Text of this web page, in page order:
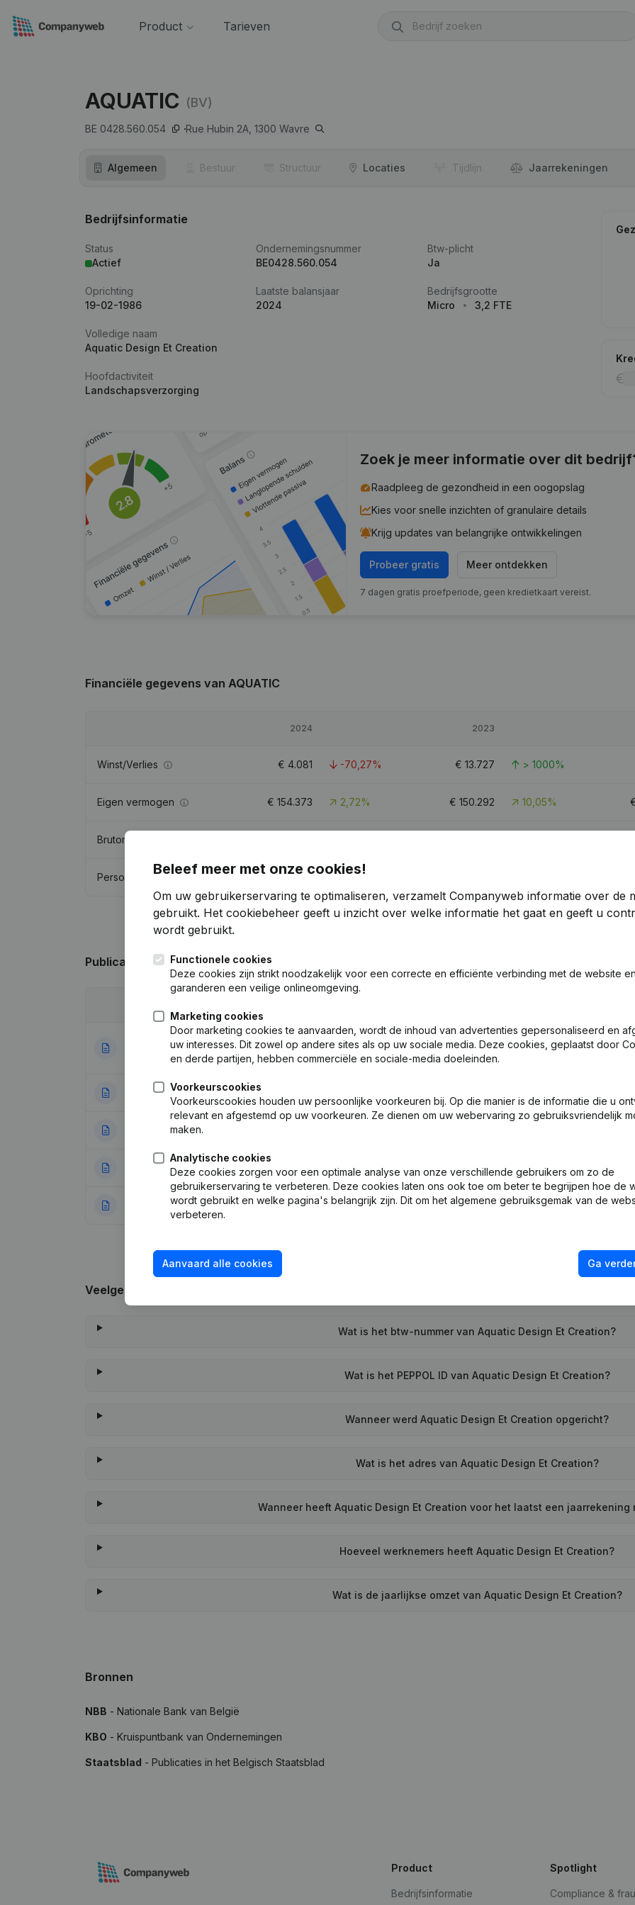
Product Tarieven
AQUATIC (BV)
BE 0428.560.054 Rue Hubin 2A, 1300 Wavre
Algemeen Bestuur Structuur Locaties Tijdlijn Jaar­rekeningen
Bedrijfsinformatie
Status
Actief
Ondernemingsnummer
BE0428.560.054
Btw-plicht
Ja
Oprichting
19-02-1986
Laatste balansjaar
2024
Bedrijfsgrootte
Micro
3,2 FTE
Volledige naam
Aquatic Design Et Creation
Hoofdactiviteit
Landschapsverzorging
Zoek je meer informatie over dit
Raadpleeg de gezondheid in een oogopslag
Kies voor snelle inzichten of granulaire details
Krijg updates van belangrijke ontwikkelingen
Probeer gratis Meer ontdekken
7 dagen gratis proefperiode, geen kredietkaart vereist.
Financiële gegevens van AQUATIC
2024 2023
Winst/Verlies € 4.081 -70,27% € 13.727 > 1000%
Eigen vermogen € 154.373 2,72% € 150.292 10,05%
Brutomarge
Personeel 3,2
Publicaties van AQUATIC
15-03-2021
Statuten (Vertaling, Coördinatie, Overige Wijzigingen, …) - Wijziging Juridische Vorm
(FR)
28-11-2019 Ontslagnemingen, Benoemingen
17-10-2011
02-07-2008 Kapitaal, Aandelen - Ontslagnemingen, Benoemingen - Statuten (Vertaling,
09-12-2005 Ontslagneming(en) (FR)
Veelgestelde vragen
Wat is het btw-nummer van Aquatic Design Et Creation?
Wat is het PEPPOL ID van Aquatic Design Et Creation?
Wanneer werd Aquatic Design Et Creation opgericht?
Wat is het adres van Aquatic Design Et Creation?
Wanneer heeft Aquatic Design Et Creation voor het laatst een jaarrekening
Hoeveel werknemers heeft Aquatic Design Et Creation?
Wat is de jaarlijkse omzet van Aquatic Design Et Creation?
Bronnen
NBB - Nationale Bank van België
KBO - Kruispuntbank van Ondernemingen
Staatsblad - Publicaties in het Belgisch Staatsblad
Beleef meer met onze cookies!
Om uw gebruikerservaring te optimaliseren, verzamelt Companyweb informatie over de
gebruikt. Het cookiebeheer geeft u inzicht over welke informatie het gaat en geeft u
wordt gebruikt.
Functionele cookies
Deze cookies zijn strikt noodzakelijk voor een correcte en efficiënte verbinding met de website en
garanderen een veilige onlineomgeving.
Marketing cookies
Door marketing cookies te aanvaarden, wordt de inhoud van advertenties gepersonaliseerd en
uw interesses. Dit zowel op andere sites als op uw sociale media. Deze cookies, geplaatst door
en derde partijen, hebben commerciële en sociale-media doeleinden.
Voorkeurscookies
Voorkeurscookies houden uw persoonlijke voorkeuren bij. Op die manier is de informatie die u
relevant en afgestemd op uw voorkeuren. Ze dienen om uw webervaring zo gebruiksvriendelijk
maken.
Analytische cookies
Deze cookies zorgen voor een optimale analyse van onze verschillende gebruikers om zo de
gebruikerservaring te verbeteren. Deze cookies laten ons ook toe om beter te begrijpen hoe de
wordt gebruikt en welke pagina's belangrijk zijn. Dit om het algemene gebruiksgemak van de
verbeteren.
Aanvaard alle cookies Ga
Product
Bedrijfsinformatie
Spotlight
Compliance &